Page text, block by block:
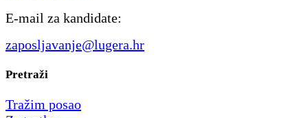
E-mail za kandidate:
zaposljavanje@lugera.hr
Pretraži
Tražim posao